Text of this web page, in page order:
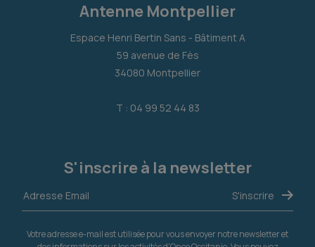
Antenne Montpellier
Espace Henri Bertin Sans - Bâtiment A
59 avenue de Fès
34080 Montpellier
T : 04 99 52 44 83
S'inscrire à la newsletter
Votre adresse e-mail est utilisée pour vous envoyer notre newsletter et